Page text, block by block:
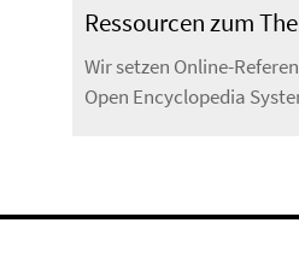
Ressourcen zum
Wir setzen Online-
Open Encyclopedia